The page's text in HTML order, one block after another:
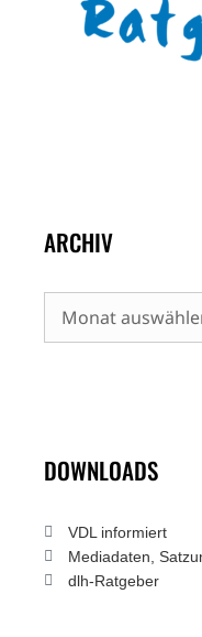
ARCHIV
Archiv
DOWNLOADS
VDL informiert
Mediadaten,
dlh-Ratgeber